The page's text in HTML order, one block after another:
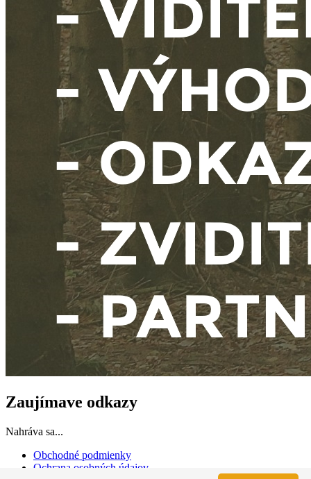
Zaujímave odkazy
Nahráva sa...
Obchodné podmienky
Ochrana osobných údajov